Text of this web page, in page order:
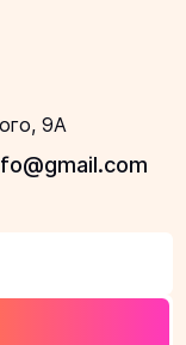
9А